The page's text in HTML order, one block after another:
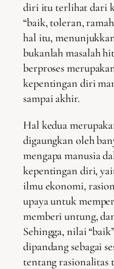
diri itu terlihat dari
“baik, toleran,
hal itu,
bukanlah masalah
berproses
kepentingan diri
sampai akhir.
Hal kedua
digaungkan oleh
mengapa manusia
kepentingan diri,
ilmu ekonomi,
upaya untuk
memberi untung,
Sehingga, nilai
dipandang sebagai
tentang rasionalitas